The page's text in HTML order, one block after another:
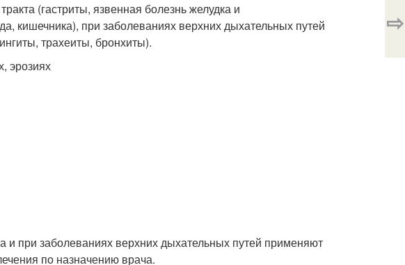
(гастриты, язвенная болезнь желудка и
кишечника), при заболеваниях верхних дыхательных путей
трахеиты, бронхиты).
эрозиях
и при заболеваниях верхних дыхательных путей применяют
по назначению врача.
⇨